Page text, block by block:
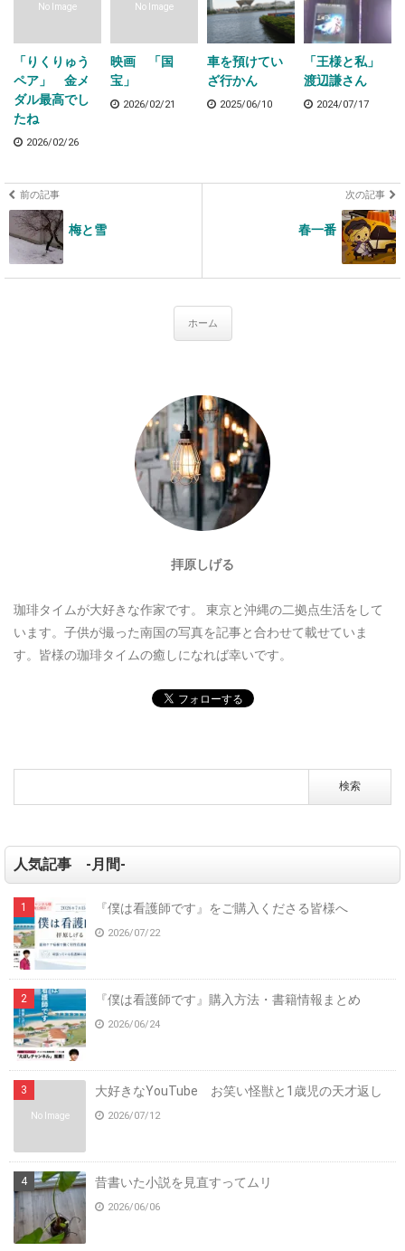
No Image
「りくりゅう
ペア」 金メ
ダル最高でし
たね
2026/02/26
No Image
映画 「国
宝」
2026/02/21
車を預けてい
ざ行かん
2025/06/10
「王様と私」
渡辺謙さん
2024/07/17
前の記事
梅と雪
次の記事
春一番
ホーム
拝原しげる
珈琲タイムが大好きな作家です。
東京と沖縄の二拠点生活をして
います。子供が撮った南国の写真を記事と合わせて載せていま
す。皆様の珈琲タイムの癒しになれば幸いです。
人気記事 -月間-
『僕は看護師です』をご購入くださる皆様へ
2026/07/22
『僕は看護師です』購入方法・書籍情報まとめ
2026/06/24
No Image
大好きなYouTube お笑い怪獣と1歳児の天才返し
2026/07/12
昔書いた小説を見直すってムリ
2026/06/06